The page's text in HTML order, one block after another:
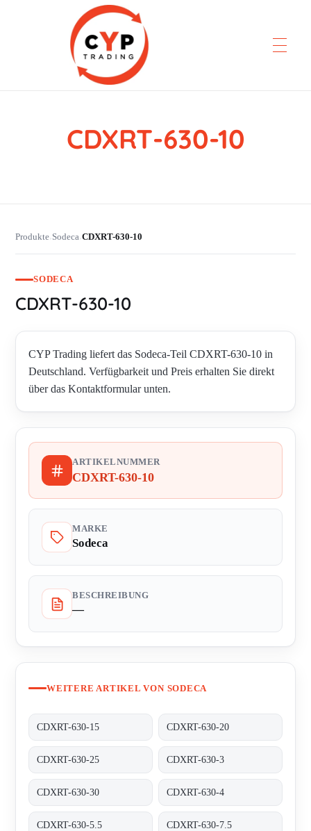
CYP Trading
Professionelle Ersatzteilbeschaffung
CDXRT-630-10
Produkte›Sodeca›CDXRT-630-10
SODECA
CDXRT-630-10
CYP Trading liefert das Sodeca-Teil CDXRT-630-10 in
Deutschland. Verfügbarkeit und Preis erhalten Sie direkt
über das Kontaktformular unten.
ARTIKELNUMMER
CDXRT-630-10
MARKE
Sodeca
BESCHREIBUNG
—
WEITERE ARTIKEL VON SODECA
CDXRT-630-15 CDXRT-630-20
CDXRT-630-25 CDXRT-630-3
CDXRT-630-30 CDXRT-630-4
CDXRT-630-5.5 CDXRT-630-7.5